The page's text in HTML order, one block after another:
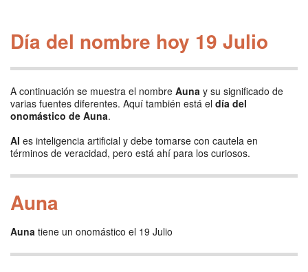
Día del nombre hoy 19 Julio
A continuación se muestra el nombre Auna y su significado de
varias fuentes diferentes. Aquí también está el día del
onomástico de Auna.
AI es inteligencia artificial y debe tomarse con cautela en
términos de veracidad, pero está ahí para los curiosos.
Auna
Auna tiene un onomástico el 19 Julio